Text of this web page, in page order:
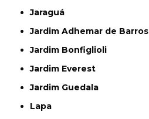
Jaraguá
Jardim Adhemar de Barros
Jardim Bonfiglioli
Jardim Everest
Jardim Guedala
Lapa